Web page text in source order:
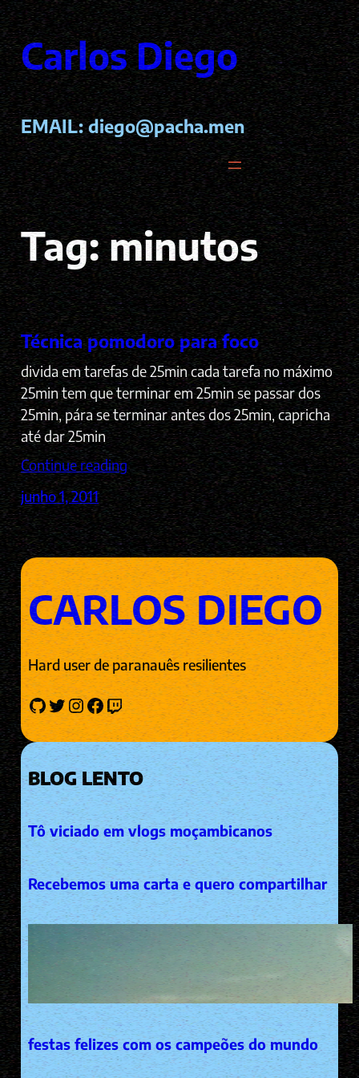
Pular
para
o
conteúdo
Carlos Diego
EMAIL:diego@pacha.men
Tag:minutos
Técnica pomodoro para foco
divida em tarefas de 25min cada tarefa no máximo
25min tem que terminar em 25min se passar dos
25min, pára se terminar antes dos 25min, capricha
até dar 25min
Continue reading
junho 1, 2011
CARLOS DIEGO
Hard user de paranauês resilientes
GitHub Twitter InstagramFacebook Twitch
BLOG LENTO
Tô viciado em vlogs moçambicanos
Recebemos uma carta e quero compartilhar
festas felizes com os campeões do mundo